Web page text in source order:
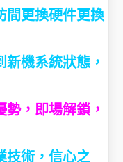
間更換硬件更換
機系統狀態，
，即場解鎖，
技術，信心之